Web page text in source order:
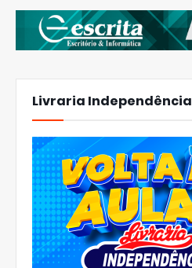
Livraria Independência